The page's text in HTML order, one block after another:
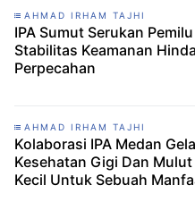
AHMAD IRHAM TAJHI
IPA Sumut Serukan
Stabilitas Keamanan
Perpecahan
AHMAD IRHAM TAJHI
Kolaborasi IPA Medan
Kesehatan Gigi Dan
Kecil Untuk Sebuah